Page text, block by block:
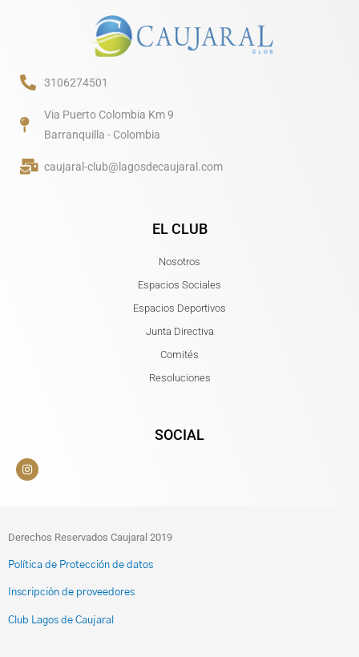
3106274501
Via Puerto Colombia Km 9
Barranquilla - Colombia
caujaral-club@lagosdecaujaral.com
EL CLUB
Nosotros
Espacios Sociales
Espacios Deportivos
Junta Directiva
Comités
Resoluciones
SOCIAL
Derechos Reservados Caujaral 2019
Política de Protección de datos
Inscripción de proveedores
Club Lagos de Caujaral